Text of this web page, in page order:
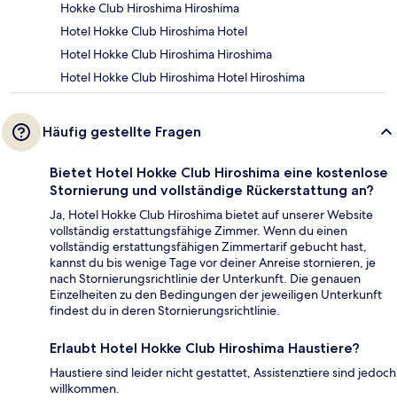
Hokke Club Hiroshima Hiroshima
Hotel Hokke Club Hiroshima Hotel
Hotel Hokke Club Hiroshima Hiroshima
Hotel Hokke Club Hiroshima Hotel Hiroshima
Häufig gestellte Fragen
Bietet Hotel Hokke Club Hiroshima eine kostenlose
Stornierung und vollständige Rückerstattung an?
Ja, Hotel Hokke Club Hiroshima bietet auf unserer Website
vollständig erstattungsfähige Zimmer. Wenn du einen
vollständig erstattungsfähigen Zimmertarif gebucht hast,
kannst du bis wenige Tage vor deiner Anreise stornieren, je
nach Stornierungsrichtlinie der Unterkunft. Die genauen
Einzelheiten zu den Bedingungen der jeweiligen Unterkunft
findest du in deren Stornierungsrichtlinie.
Erlaubt Hotel Hokke Club Hiroshima Haustiere?
Haustiere sind leider nicht gestattet, Assistenztiere sind jedoch
willkommen.